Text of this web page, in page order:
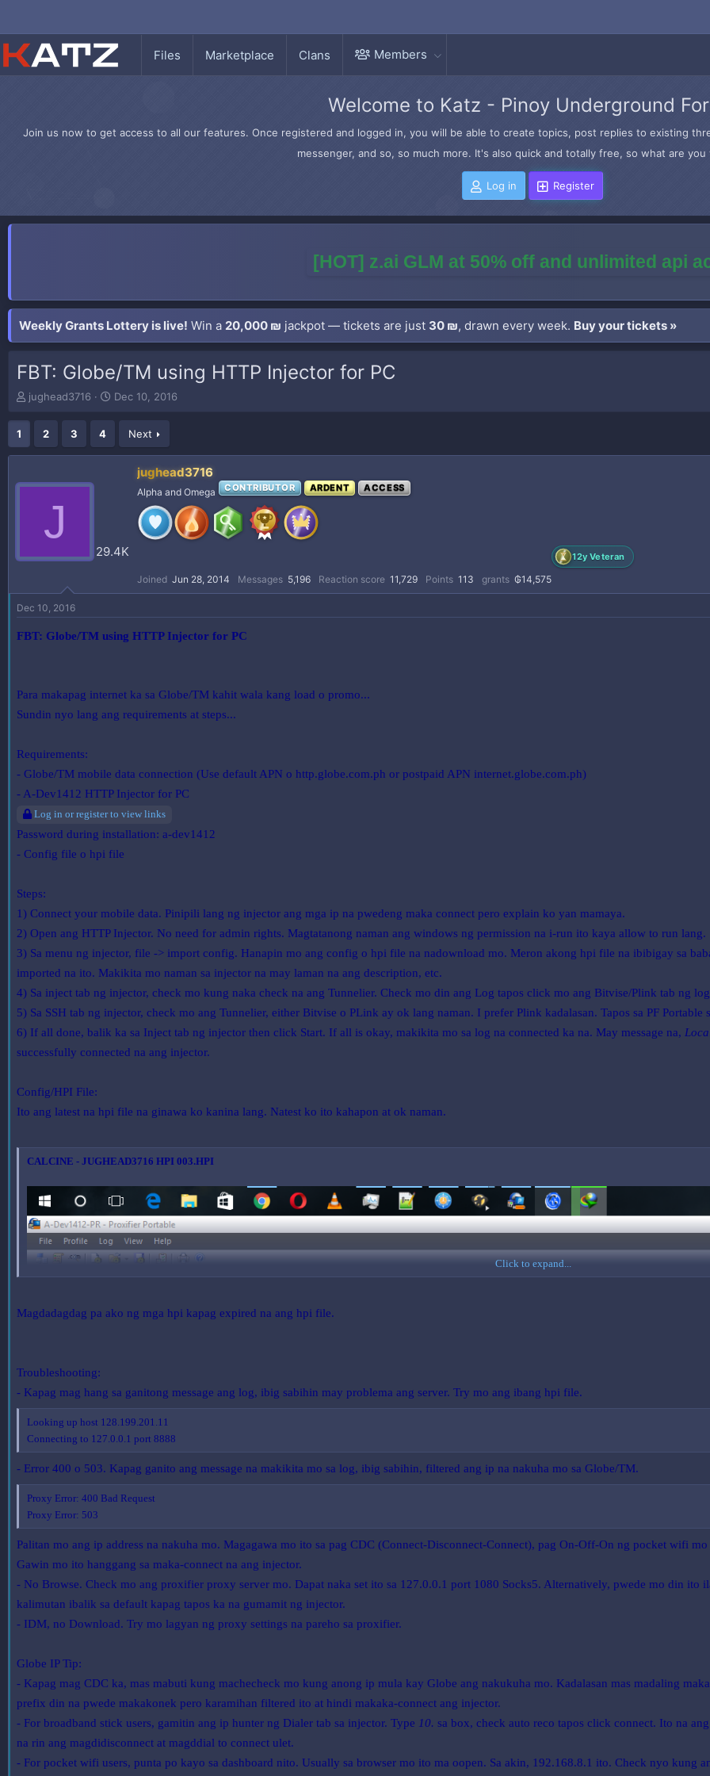
Files Marketplace Clans Members
Welcome to Katz - Pinoy Underground
Join us now to get access to all our features. Once registered and logged in, you will be able to create topics, post replies to existing
messenger, and so, so much more. It's also quick and totally free, so what are
Log in Register
[HOT] z.ai GLM at 50% off and unlimited api
Weekly Grants Lottery is live! Win a 20,000 ₪ jackpot — tickets are just 30 ₪, drawn every week. Buy your tickets »
FBT: Globe/TM using HTTP Injector for PC
T
r
a
s
jughead3716
S
t
Dec 10, 2016
1 2 3 4 Next
J
29.4K
jughead3716
Alpha and Omega CONTRIBUTOR ARDENT ACCESS
12y Veteran
Joined Jun 28, 2014 Messages 5,196 Reaction score 11,729 Points 113 grants ₲14,575
Dec 10, 2016
FBT: Globe/TM using HTTP Injector for PC
Para makapag internet ka sa Globe/TM kahit wala kang load o promo...
Sundin nyo lang ang requirements at steps...
Requirements:
- Globe/TM mobile data connection (Use default APN o http.globe.com.ph or postpaid APN internet.globe.com.ph)
- A-Dev1412 HTTP Injector for PC
Log in or register to view links
Password during installation: a-dev1412
- Config file o hpi file
Steps:
1) Connect your mobile data. Pinipili lang ng injector ang mga ip na pwedeng maka connect pero explain ko yan mamaya.
2) Open ang HTTP Injector. No need for admin rights. Magtatanong naman ang windows ng permission na i-run ito kaya allow to run lang.
3) Sa menu ng injector, file -> import config. Hanapin mo ang config o hpi file na nadownload mo. Meron akong hpi file na ibibigay sa
imported na ito. Makikita mo naman sa injector na may laman na ang description, etc.
4) Sa inject tab ng injector, check mo kung naka check na ang Tunnelier. Check mo din ang Log tapos click mo ang Bitvise/Plink tab ng
5) Sa SSH tab ng injector, check mo ang Tunnelier, either Bitvise o PLink ay ok lang naman. I prefer Plink kadalasan. Tapos sa PF
6) If all done, balik ka sa Inject tab ng injector then click Start. If all is okay, makikita mo sa log na connected ka na. May message na,
successfully connected na ang injector.
Config/HPI File:
Ito ang latest na hpi file na ginawa ko kanina lang. Natest ko ito kahapon at ok naman.
CALCINE - JUGHEAD3716 HPI 003.HPI
Click to expand...
Magdadagdag pa ako ng mga hpi kapag expired na ang hpi file.
Troubleshooting:
- Kapag mag hang sa ganitong message ang log, ibig sabihin may problema ang server. Try mo ang ibang hpi file.
Looking up host 128.199.201.11
Connecting to 127.0.0.1 port 8888
- Error 400 o 503. Kapag ganito ang message na makikita mo sa log, ibig sabihin, filtered ang ip na nakuha mo sa Globe/TM.
Proxy Error: 400 Bad Request
Proxy Error: 503
Palitan mo ang ip address na nakuha mo. Magagawa mo ito sa pag CDC (Connect-Disconnect-Connect), pag On-Off-On ng pocket wifi
Gawin mo ito hanggang sa maka-connect na ang injector.
- No Browse. Check mo ang proxifier proxy server mo. Dapat naka set ito sa 127.0.0.1 port 1080 Socks5. Alternatively, pwede mo din ito
kalimutan ibalik sa default kapag tapos ka na gumamit ng injector.
- IDM, no Download. Try mo lagyan ng proxy settings na pareho sa proxifier.
Globe IP Tip:
- Kapag mag CDC ka, mas mabuti kung machecheck mo kung anong ip mula kay Globe ang nakukuha mo. Kadalasan mas madaling
prefix din na pwede makakonek pero karamihan filtered ito at hindi makaka-connect ang injector.
- For broadband stick users, gamitin ang ip hunter ng Dialer tab sa injector. Type 10. sa box, check auto reco tapos click connect. Ito na
na rin ang magdidisconnect at magddial to connect ulet.
- For pocket wifi users, punta po kayo sa dashboard nito. Usually sa browser mo ito ma oopen. Sa akin, 192.168.8.1 ito. Check nyo kung